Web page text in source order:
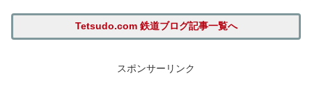
Tetsudo.com 鉄道ブログ記事一覧へ
スポンサーリンク